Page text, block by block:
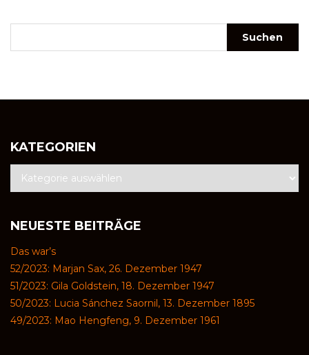
KATEGORIEN
NEUESTE BEITRÄGE
Das war’s
52/2023: Marjan Sax, 26. Dezember 1947
51/2023: Gila Goldstein, 18. Dezember 1947
50/2023: Lucia Sánchez Saornil, 13. Dezember 1895
49/2023: Mao Hengfeng, 9. Dezember 1961